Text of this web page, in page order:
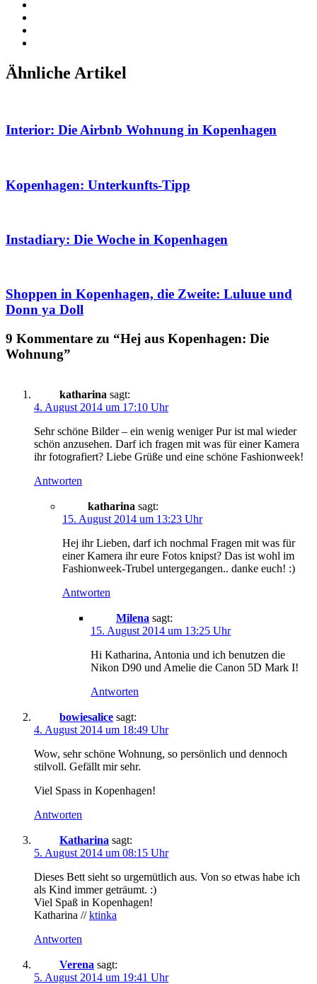
Ähnliche Artikel
Interior: Die Airbnb Wohnung in Kopenhagen
Kopenhagen: Unterkunfts-Tipp
Instadiary: Die Woche in Kopenhagen
Shoppen in Kopenhagen, die Zweite: Luluue und
Donn ya Doll
9 Kommentare zu “Hej aus Kopenhagen: Die
Wohnung”
katharina sagt:
4. August 2014 um 17:10 Uhr
Sehr schöne Bilder – ein wenig weniger Pur ist mal wieder
schön anzusehen. Darf ich fragen mit was für einer Kamera
ihr fotografiert? Liebe Grüße und eine schöne Fashionweek!
Antworten
katharina sagt:
15. August 2014 um 13:23 Uhr
Hej ihr Lieben, darf ich nochmal Fragen mit was für
einer Kamera ihr eure Fotos knipst? Das ist wohl im
Fashionweek-Trubel untergegangen.. danke euch! :)
Antworten
Milena sagt:
15. August 2014 um 13:25 Uhr
Hi Katharina, Antonia und ich benutzen die
Nikon D90 und Amelie die Canon 5D Mark I!
Antworten
bowiesalice sagt:
4. August 2014 um 18:49 Uhr
Wow, sehr schöne Wohnung, so persönlich und dennoch
stilvoll. Gefällt mir sehr.
Viel Spass in Kopenhagen!
Antworten
Katharina sagt:
5. August 2014 um 08:15 Uhr
Dieses Bett sieht so urgemütlich aus. Von so etwas habe ich
als Kind immer geträumt. :)
Viel Spaß in Kopenhagen!
Katharina //ktinka
Antworten
Verena sagt:
5. August 2014 um 19:41 Uhr